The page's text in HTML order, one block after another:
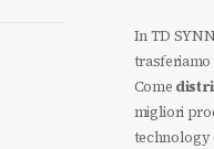
In TD
trasferiamo
Come
migliori
technology